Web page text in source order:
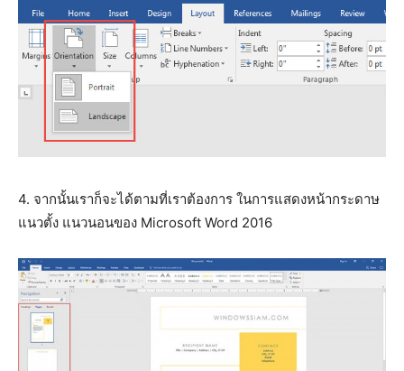
4. จากนั้นเราก็จะได้ตามที่เราต้องการ ในการแสดงหน้ากระดาษ
แนวตั้ง แนวนอนของ Microsoft Word 2016